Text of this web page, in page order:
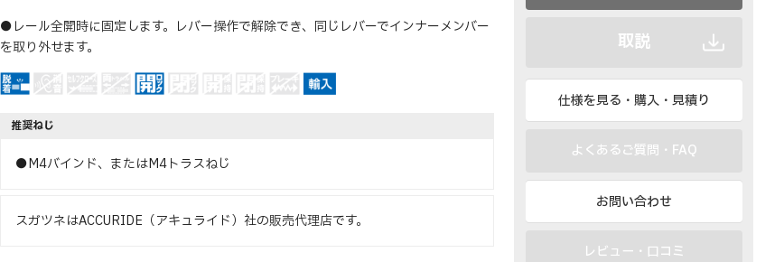
●レール全開時に固定します。レバー操作で解除でき、同じレバーでインナーメンバー
を取り外せます。
推奨ねじ
●M4バインド、またはM4トラスねじ
スガツネはACCURIDE（アキュライド）社の販売代理店です。
取説
仕様を見る・購入・見積り
よくあるご質問・FAQ
お問い合わせ
レビュー・口コミ